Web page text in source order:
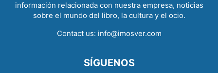
información relacionada con nuestra empresa, noticias
sobre el mundo del libro, la cultura y el ocio.
Contact us: info@imosver.com
SÍGUENOS